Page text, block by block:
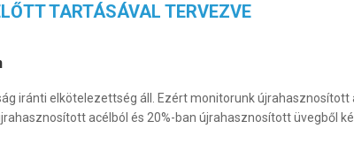
TARTÁSÁVAL TERVEZVE
iránti elkötelezettség áll. Ezért monitorunk újrahasznosított
acélból és 20%-ban újrahasznosított üvegből